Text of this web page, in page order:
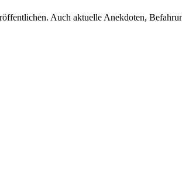
Auch aktuelle Anekdoten,